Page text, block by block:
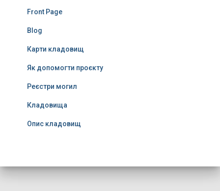
Front Page
Blog
Карти кладовищ
Як допомогти проєкту
Реєстри могил
Кладовища
Опис кладовищ